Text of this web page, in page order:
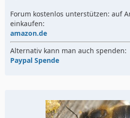
Forum kostenlos unterstützen: auf
einkaufen:
amazon.de
Alternativ kann man auch spenden:
Paypal Spende